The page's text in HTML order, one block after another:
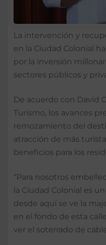
La intervención y
en la Ciudad Colonial
por la inversión
sectores públicos y
De acuerdo con David
Turismo, los avances
remozamiento del
atracción de más
beneficios para los
“Para nosotros
la Ciudad Colonial es
desde aquí se ve la
en el fondo de esta
ver el soterrado de